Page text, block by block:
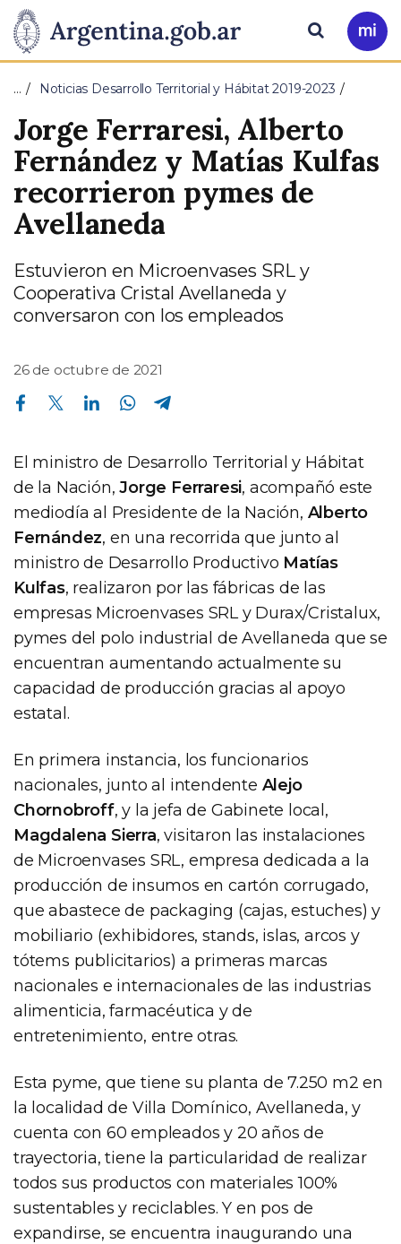
Presidencia
de
la
Nación
Pasar al contenido principal
Ir
a
Buscar
… Noticias Desarrollo Territorial y Hábitat 2019-2023
Jorge Ferraresi, Alberto
Fernández y Matías Kulfas
recorrieron pymes de
Avellaneda
Estuvieron en Microenvases SRL y
Cooperativa Cristal Avellaneda y
conversaron con los empleados
26 de octubre de 2021
Compartir en Facebook Compartir en Twitter Compartir en Linkedin Compartir en Whatsapp
El ministro de Desarrollo Territorial y Hábitat
de la Nación,Jorge Ferraresi, acompañó este
mediodía al Presidente de la Nación, Alberto
Fernández, en una recorrida que junto al
ministro de Desarrollo Productivo Matías
Kulfas, realizaron por las fábricas de las
empresas Microenvases SRL y Durax/Cristalux,
pymes del polo industrial de Avellaneda que se
encuentran aumentando actualmente su
capacidad de producción gracias al apoyo
estatal.
En primera instancia, los funcionarios
nacionales, junto al intendente Alejo
Chornobroff, y la jefa de Gabinete local,
Magdalena Sierra, visitaron las instalaciones
de Microenvases SRL, empresa dedicada a la
producción de insumos en cartón corrugado,
que abastece de packaging (cajas, estuches) y
mobiliario (exhibidores, stands, islas, arcos y
tótems publicitarios) a primeras marcas
nacionales e internacionales de las industrias
alimenticia, farmacéutica y de
entretenimiento, entre otras.
Esta pyme, que tiene su planta de 7.250 m2 en
la localidad de Villa Domínico, Avellaneda, y
cuenta con 60 empleados y 20 años de
trayectoria, tiene la particularidad de realizar
todos sus productos con materiales 100%
sustentables y reciclables. Y en pos de
expandirse, se encuentra inaugurando una